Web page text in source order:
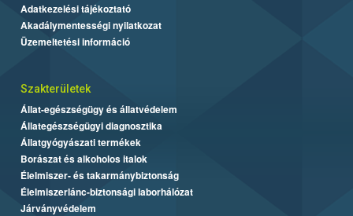
Adatkezelési tájékoztató
Akadálymentességi nyilatkozat
Üzemeltetési információ
Szakterületek
Állat-egészségügy és állatvédelem
Állategészségügyi diagnosztika
Állatgyógyászati termékek
Borászat és alkoholos italok
Élelmiszer- és takarmánybiztonság
Élelmiszerlánc-biztonsági laborhálózat
Járványvédelem